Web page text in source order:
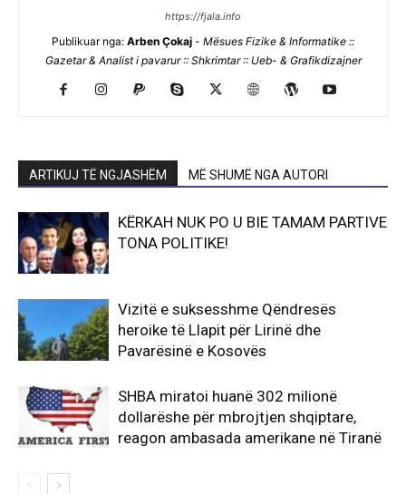
https://fjala.info
Publikuar nga: Arben Çokaj - Mësues Fizike & Informatike ::
Gazetar & Analist i pavarur :: Shkrimtar :: Ueb- & Grafikdizajner
ARTIKUJ TË NGJASHËM MË SHUMË NGA AUTORI
KËRKAH NUK PO U BIE TAMAM PARTIVE
TONA POLITIKE!
Vizitë e suksesshme Qëndresës
heroike të Llapit për Lirinë dhe
Pavarësinë e Kosovës
SHBA miratoi huanë 302 milionë
dollarëshe për mbrojtjen shqiptare,
reagon ambasada amerikane në Tiranë